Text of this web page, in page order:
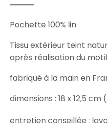
Pochette 100% lin
Tissu extérieur teint
après réalisation du
fabriqué à la main en
dimensions : 18 x 12,5 cm
entretien conseillée :